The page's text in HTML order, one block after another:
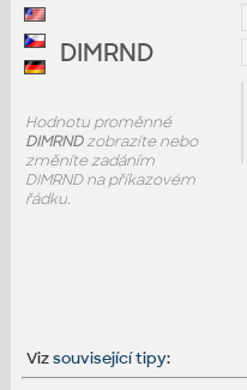
DIMRND
Hodnotu proměnné
DIMRNDzobrazíte nebo
změníte zadáním
DIMRND na příkazovém
řádku.
Vizsouvisející tipy: